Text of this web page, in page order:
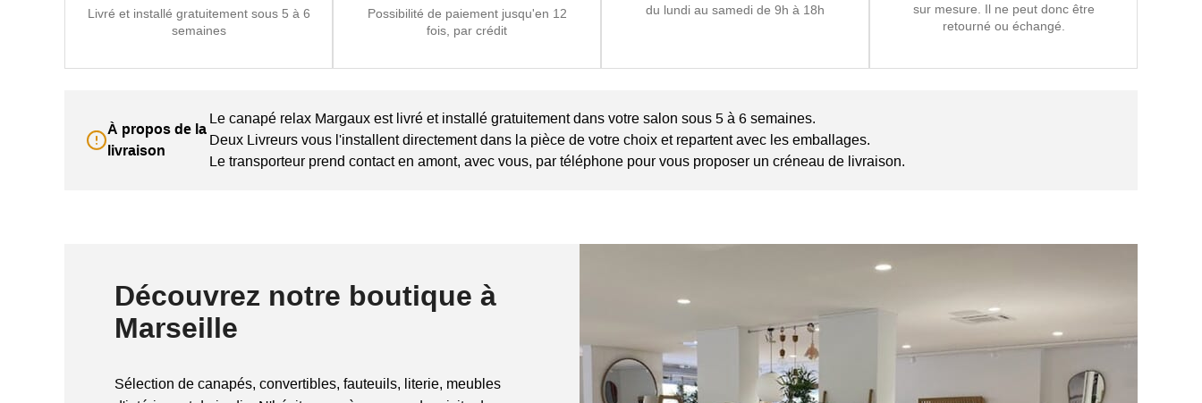
Livré et installé gratuitement sous 5 à 6
semaines
Possibilité de paiement jusqu'en 12
fois, par crédit
du lundi au samedi de 9h à 18h
sur mesure. Il ne peut donc être
retourné ou échangé.
À propos de la
livraison
Le canapé relax Margaux est livré et installé gratuitement dans votre salon sous 5 à 6 semaines.
Deux Livreurs vous l'installent directement dans la pièce de votre choix et repartent avec les emballages.
Le transporteur prend contact en amont, avec vous, par téléphone pour vous proposer un créneau de livraison.
Découvrez notre boutique à
Marseille
Sélection de canapés, convertibles, fauteuils, literie, meubles